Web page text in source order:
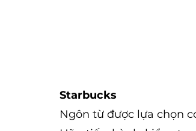
Starbucks
Ngôn từ được lựa chọn